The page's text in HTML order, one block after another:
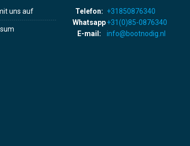
uns auf Telefon: +31850876340
Whatsapp+31(0)85-0876340
E-mail:
info@bootnodig.nl